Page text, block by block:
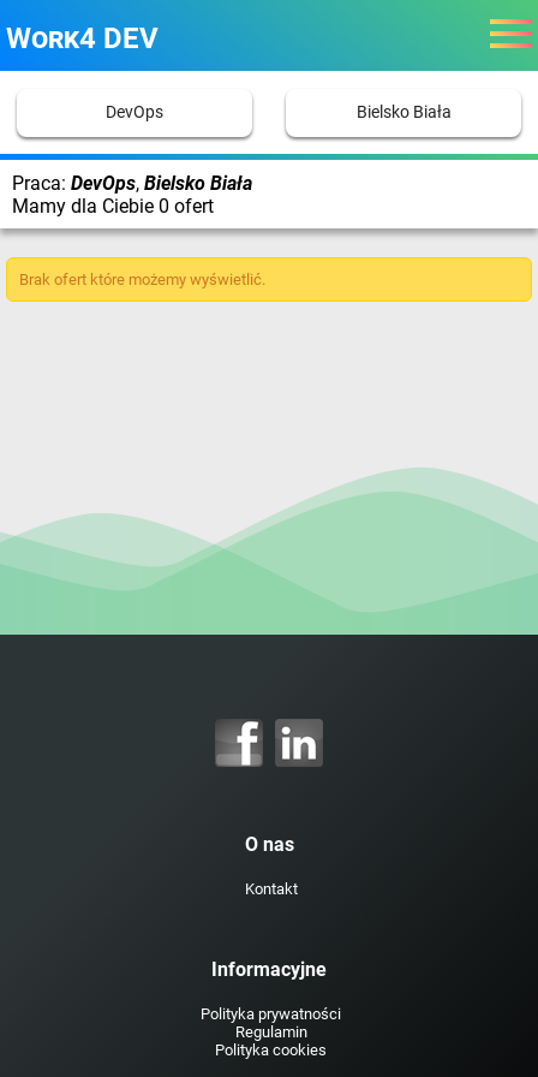
Work4 DEV
DevOps Bielsko Biała
Praca: DevOps, Bielsko Biała
Mamy dla Ciebie 0 ofert
Brak ofert które możemy wyświetlić.
O nas
Kontakt
Informacyjne
Polityka prywatności
Regulamin
Polityka cookies